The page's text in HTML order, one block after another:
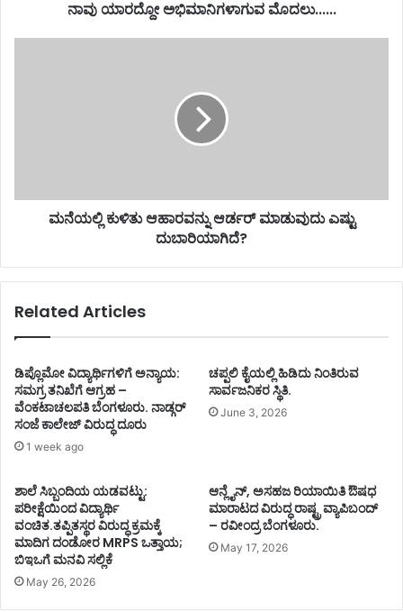
ನಾವು ಯಾರದ್ದೋ ಅಭಿಮಾನಿಗಳಾಗುವ ಮೊದಲು......
ಮನೆಯಲ್ಲಿ ಕುಳಿತು ಆಹಾರವನ್ನು ಆರ್ಡರ್ ಮಾಡುವುದು ಎಷ್ಟು
ದುಬಾರಿಯಾಗಿದೆ?
Related Articles
ಡಿಪ್ಲೊಮೋ ವಿದ್ಯಾರ್ಥಿಗಳಿಗೆ ಅನ್ಯಾಯ:
ಸಮಗ್ರ ತನಿಖೆಗೆ ಆಗ್ರಹ –
ವೆಂಕಟಾಚಲಪತಿ ಬೆಂಗಳೂರು. ನಾಡ್ಗರ್
ಸಂಜೆ ಕಾಲೇಜ್ ವಿರುದ್ಧ ದೂರು
1 week ago
ಚಪ್ಪಲಿ ಕೈಯಲ್ಲಿ ಹಿಡಿದು ನಿಂತಿರುವ
ಸಾರ್ವಜನಿಕರ ಸ್ಥಿತಿ.
June 3, 2026
ಶಾಲೆ ಸಿಬ್ಬಂದಿಯ ಯಡವಟ್ಟು:
ಪರೀಕ್ಷೆಯಿಂದ ವಿದ್ಯಾರ್ಥಿ
ವಂಚಿತ.ತಪ್ಪಿತಸ್ಥರ ವಿರುದ್ಧ ಕ್ರಮಕ್ಕೆ
ಮಾದಿಗ ದಂಡೋರ MRPS ಒತ್ತಾಯ;
ಬಿಇಒಗೆ ಮನವಿ ಸಲ್ಲಿಕೆ
May 26, 2026
ಆನ್ಲೈನ್, ಅಸಹಜ ರಿಯಾಯಿತಿ ಔಷಧ
ಮಾರಾಟದ ವಿರುದ್ಧ ರಾಷ್ಟ್ರ ವ್ಯಾಪಿಬಂದ್
– ರವೀಂದ್ರ ಬೆಂಗಳೂರು.
May 17, 2026